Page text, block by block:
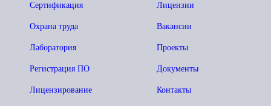
Лицензии
Вакансии
Проекты
Документы
Контакты
Сертификация
Охрана труда
Лаборатория
Регистрация ПО
Лицензирование